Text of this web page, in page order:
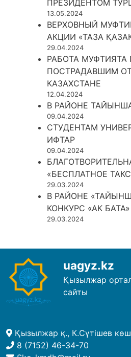
ПРЕЗИДЕНТОМ
13.05.2024
ВЕРХОВНЫЙ
АКЦИИ «ТАЗА
29.04.2024
РАБОТА
ПОСТРАДАВШИМ
КАЗАХСТАНЕ
12.04.2024
В РАЙОНЕ
09.04.2024
СТУДЕНТАМ
ИФТАР
09.04.2024
«БЕСПЛАТНОЕ
29.03.2024
В РАЙОНЕ
КОНКУРС «АК БАТА»
29.03.2024
uagyz.kz
Қызылжар
сайты
Қызылжар қ., К.Сүтішев
8 (7152) 46-34-70